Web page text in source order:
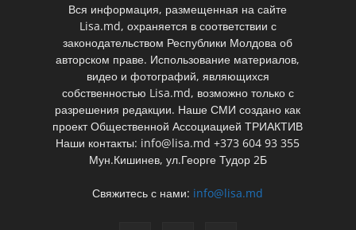
Вся информация, размещенная на сайте
Lisa.md, охраняется в соответствии с
законодательством Республики Молдова об
авторском праве. Использование материалов,
видео и фотографий, являющихся
собственностью Lisa.md, возможно только с
разрешения редакции. Наше СМИ создано как
проект Общественной Ассоциацией ТРИАКТИВ
Наши контакты: info@lisa.md +373 604 93 355
Мун.Кишинев, ул.Георге Тудор 2Б
Свяжитесь с нами: info@lisa.md